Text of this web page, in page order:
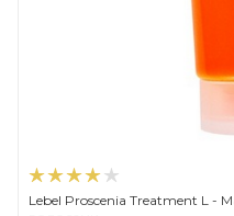
Lebel Proscenia Treatment L -